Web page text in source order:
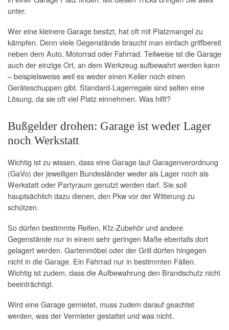
unter.
Wer eine kleinere Garage besitzt, hat oft mit Platzmangel zu
kämpfen. Denn viele Gegenstände braucht man einfach griffbereit
neben dem Auto, Motorrad oder Fahrrad. Teilweise ist die Garage
auch der einzige Ort, an dem Werkzeug aufbewahrt werden kann
– beispielsweise weil es weder einen Keller noch einen
Geräteschuppen gibt. Standard-Lagerregale sind selten eine
Lösung, da sie oft viel Platz einnehmen. Was hilft?
Bußgelder drohen: Garage ist weder Lager
noch Werkstatt
Wichtig ist zu wissen, dass eine Garage laut Garagenverordnung
(GaVo) der jeweiligen Bundesländer weder als Lager noch als
Werkstatt oder Partyraum genutzt werden darf. Sie soll
hauptsächlich dazu dienen, den Pkw vor der Witterung zu
schützen.
So dürfen bestimmte Reifen, Kfz-Zubehör und andere
Gegenstände nur in einem sehr geringen Maße ebenfalls dort
gelagert werden. Gartenmöbel oder der Grill dürfen hingegen
nicht in die Garage. Ein Fahrrad nur in bestimmten Fällen.
Wichtig ist zudem, dass die Aufbewahrung den Brandschutz nicht
beeinträchtigt.
Wird eine Garage gemietet, muss zudem darauf geachtet
werden, was der Vermieter gestattet und was nicht.